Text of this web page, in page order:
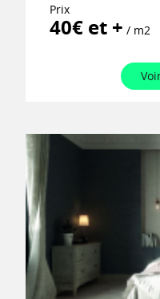
Prix
40€ et + / m2